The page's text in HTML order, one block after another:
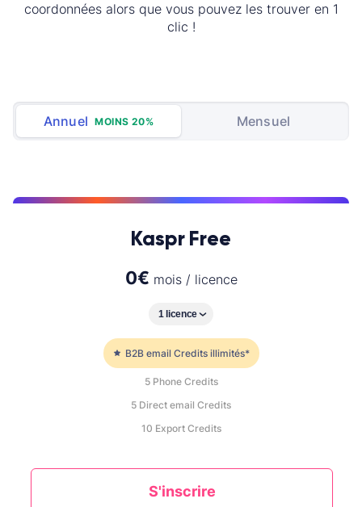
coordonnées alors que vous pouvez les trouver en 1
clic !
Annuel MOINS 20% Mensuel
Kaspr Free
0€ mois / licence
B2B email Credits illimités*
5 Phone Credits
5 Direct email Credits
10 Export Credits
S'inscrire